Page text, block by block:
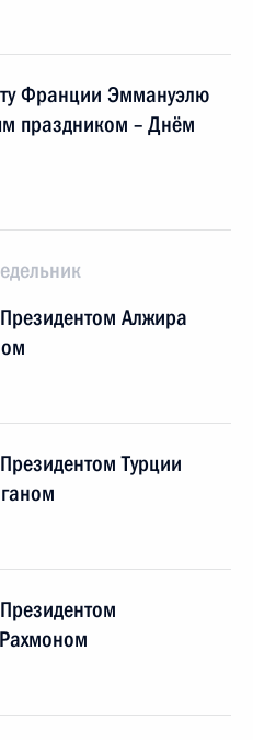
Франции Эммануэлю
праздником – Днём
Алжира
Турции